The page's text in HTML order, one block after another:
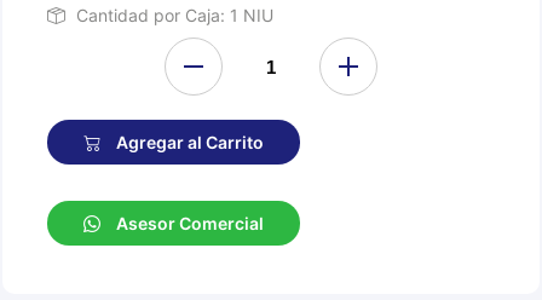
Cantidad por Caja: 1 NIU
Agregar al Carrito
Asesor Comercial